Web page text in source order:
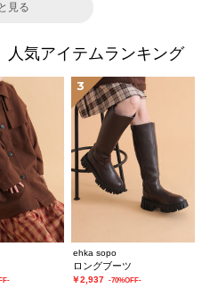
見る
人気アイテムランキング
3
ehka sopo
ロングブーツ
￥2,937 -70%OFF-